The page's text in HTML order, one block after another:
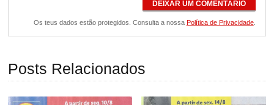
DEIXAR UM COMENTÁRIO
Os teus dados estão protegidos. Consulta a nossa Política de Privacidade.
Posts Relacionados